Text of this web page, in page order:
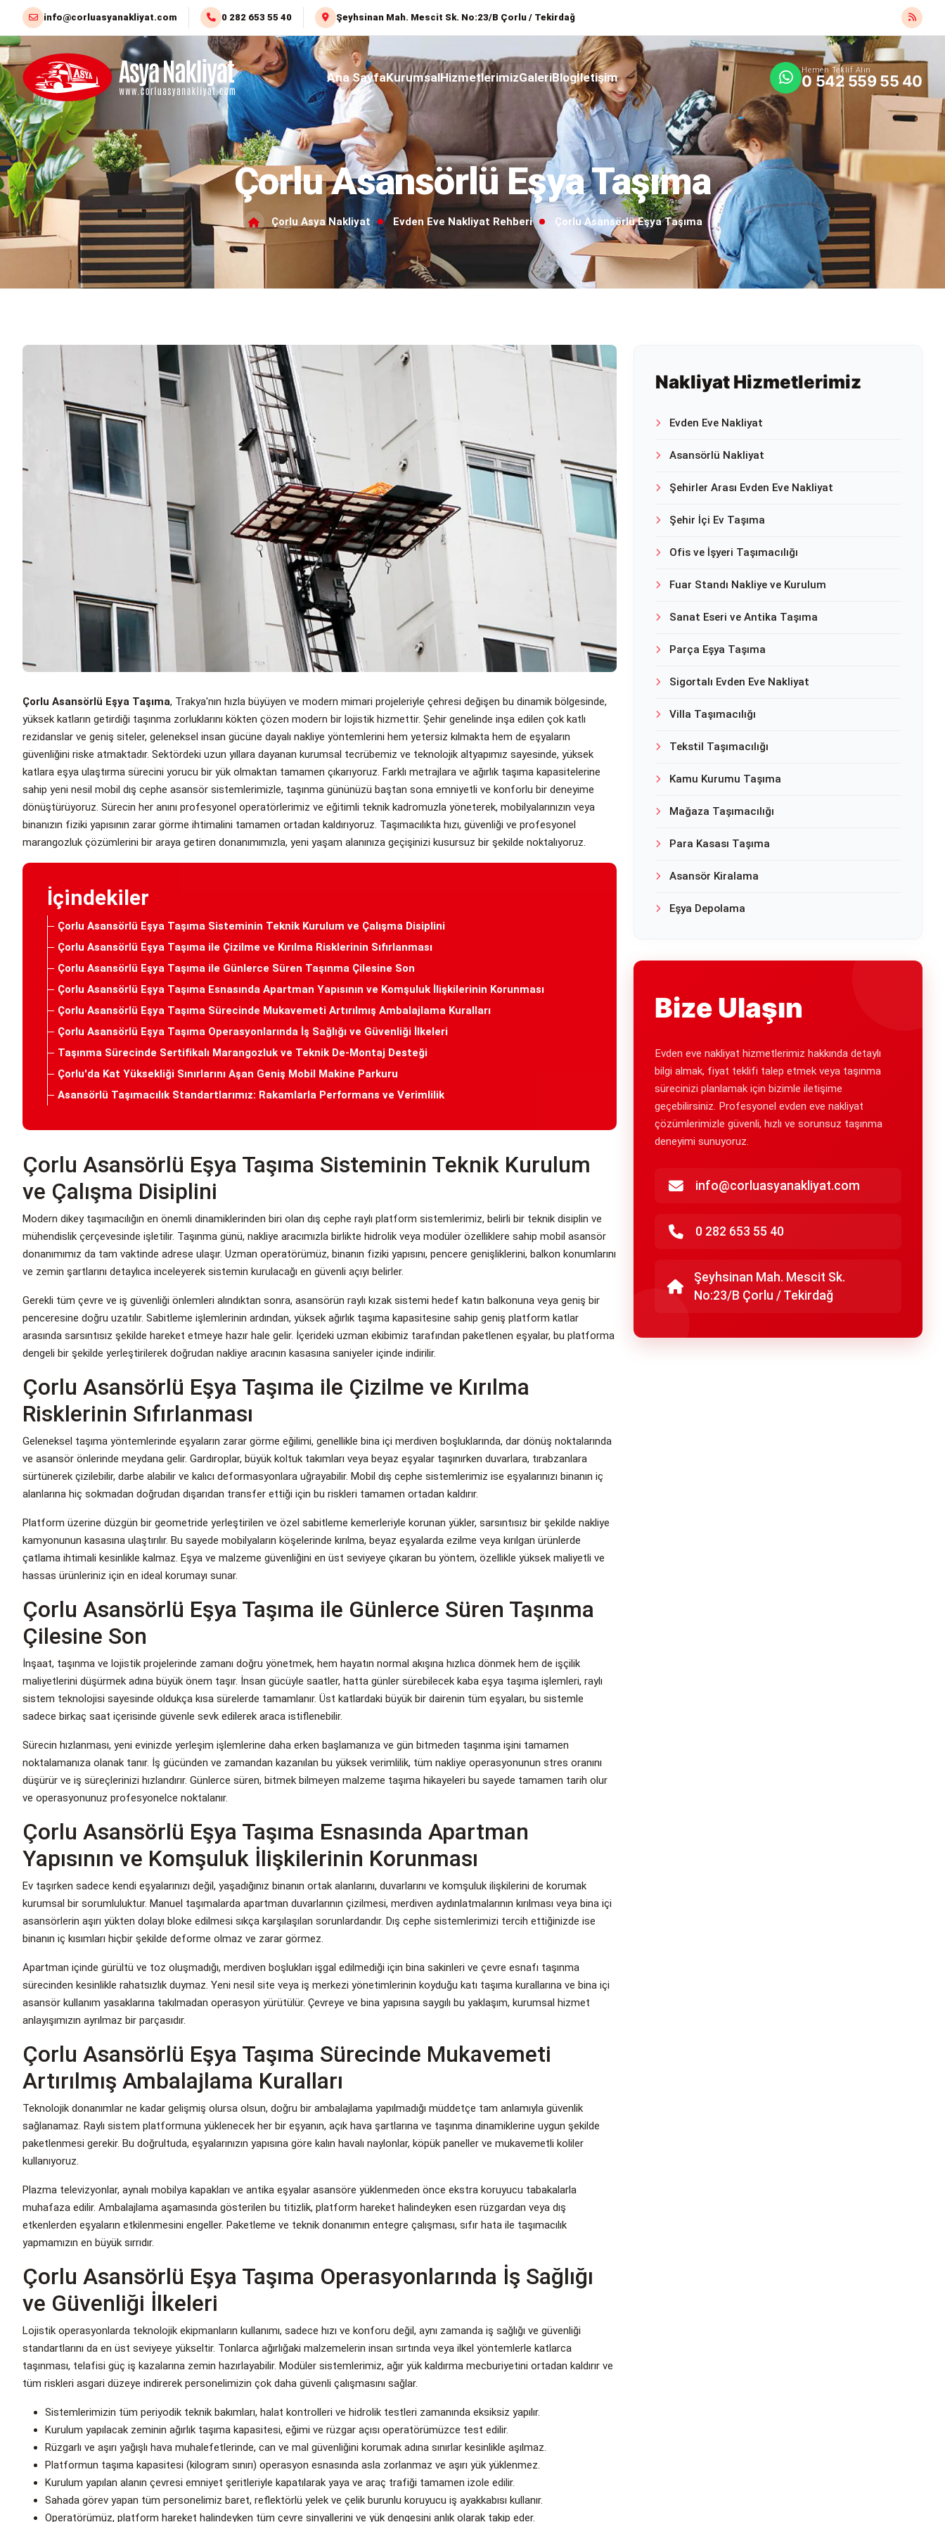
info@corluasyanakliyat.com 0 282 653 55 40 Şeyhsinan Mah. Mescit Sk. No:23/B Çorlu / Tekirdağ
Çorlu Evden Eve Nakliyat
Ana SayfaKurumsalHizmetlerimizGaleriBlogİletişim Hemen Teklif Alın
0 542 559 55 40
Çorlu Asansörlü Eşya Taşıma
Çorlu Asya Nakliyat Evden Eve Nakliyat Rehberi Çorlu Asansörlü Eşya Taşıma
Nakliyat Hizmetlerimiz
Evden Eve Nakliyat
Asansörlü Nakliyat
Şehirler Arası Evden Eve Nakliyat
Şehir İçi Ev Taşıma
Ofis ve İşyeri Taşımacılığı
Fuar Standı Nakliye ve Kurulum
Sanat Eseri ve Antika Taşıma
Parça Eşya Taşıma
Sigortalı Evden Eve Nakliyat
Villa Taşımacılığı
Tekstil Taşımacılığı
Kamu Kurumu Taşıma
Mağaza Taşımacılığı
Para Kasası Taşıma
Asansör Kiralama
Eşya Depolama
Bize Ulaşın
Evden eve nakliyat hizmetlerimiz hakkında detaylı
bilgi almak, fiyat teklifi talep etmek veya taşınma
sürecinizi planlamak için bizimle iletişime
geçebilirsiniz. Profesyonel evden eve nakliyat
çözümlerimizle güvenli, hızlı ve sorunsuz taşınma
deneyimi sunuyoruz.
info@corluasyanakliyat.com
0 282 653 55 40
Şeyhsinan Mah. Mescit Sk.
No:23/B Çorlu / Tekirdağ
Çorlu Asansörlü Eşya Taşıma, Trakya'nın hızla büyüyen ve modern mimari projeleriyle çehresi değişen bu dinamik bölgesinde,
yüksek katların getirdiği taşınma zorluklarını kökten çözen modern bir lojistik hizmettir. Şehir genelinde inşa edilen çok katlı
rezidanslar ve geniş siteler, geleneksel insan gücüne dayalı nakliye yöntemlerini hem yetersiz kılmakta hem de eşyaların
güvenliğini riske atmaktadır. Sektördeki uzun yıllara dayanan kurumsal tecrübemiz ve teknolojik altyapımız sayesinde, yüksek
katlara eşya ulaştırma sürecini yorucu bir yük olmaktan tamamen çıkarıyoruz. Farklı metrajlara ve ağırlık taşıma kapasitelerine
sahip yeni nesil mobil dış cephe asansör sistemlerimizle, taşınma gününüzü baştan sona emniyetli ve konforlu bir deneyime
dönüştürüyoruz. Sürecin her anını profesyonel operatörlerimiz ve eğitimli teknik kadromuzla yöneterek, mobilyalarınızın veya
binanızın fiziki yapısının zarar görme ihtimalini tamamen ortadan kaldırıyoruz. Taşımacılıkta hızı, güvenliği ve profesyonel
marangozluk çözümlerini bir araya getiren donanımımızla, yeni yaşam alanınıza geçişinizi kusursuz bir şekilde noktalıyoruz.
İçindekiler
Çorlu Asansörlü Eşya Taşıma Sisteminin Teknik Kurulum ve Çalışma Disiplini
Çorlu Asansörlü Eşya Taşıma ile Çizilme ve Kırılma Risklerinin Sıfırlanması
Çorlu Asansörlü Eşya Taşıma ile Günlerce Süren Taşınma Çilesine Son
Çorlu Asansörlü Eşya Taşıma Esnasında Apartman Yapısının ve Komşuluk İlişkilerinin Korunması
Çorlu Asansörlü Eşya Taşıma Sürecinde Mukavemeti Artırılmış Ambalajlama Kuralları
Çorlu Asansörlü Eşya Taşıma Operasyonlarında İş Sağlığı ve Güvenliği İlkeleri
Taşınma Sürecinde Sertifikalı Marangozluk ve Teknik De-Montaj Desteği
Çorlu'da Kat Yüksekliği Sınırlarını Aşan Geniş Mobil Makine Parkuru
Asansörlü Taşımacılık Standartlarımız: Rakamlarla Performans ve Verimlilik
Çorlu Asansörlü Eşya Taşıma Sisteminin Teknik Kurulum
ve Çalışma Disiplini
Modern dikey taşımacılığın en önemli dinamiklerinden biri olan dış cephe raylı platform sistemlerimiz, belirli bir teknik disiplin ve
mühendislik çerçevesinde işletilir. Taşınma günü, nakliye aracımızla birlikte hidrolik veya modüler özelliklere sahip mobil asansör
donanımımız da tam vaktinde adrese ulaşır. Uzman operatörümüz, binanın fiziki yapısını, pencere genişliklerini, balkon konumlarını
ve zemin şartlarını detaylıca inceleyerek sistemin kurulacağı en güvenli açıyı belirler.
Gerekli tüm çevre ve iş güvenliği önlemleri alındıktan sonra, asansörün raylı kızak sistemi hedef katın balkonuna veya geniş bir
penceresine doğru uzatılır. Sabitleme işlemlerinin ardından, yüksek ağırlık taşıma kapasitesine sahip geniş platform katlar
arasında sarsıntısız şekilde hareket etmeye hazır hale gelir. İçerideki uzman ekibimiz tarafından paketlenen eşyalar, bu platforma
dengeli bir şekilde yerleştirilerek doğrudan nakliye aracının kasasına saniyeler içinde indirilir.
Çorlu Asansörlü Eşya Taşıma ile Çizilme ve Kırılma
Risklerinin Sıfırlanması
Geleneksel taşıma yöntemlerinde eşyaların zarar görme eğilimi, genellikle bina içi merdiven boşluklarında, dar dönüş noktalarında
ve asansör önlerinde meydana gelir. Gardıroplar, büyük koltuk takımları veya beyaz eşyalar taşınırken duvarlara, tırabzanlara
sürtünerek çizilebilir, darbe alabilir ve kalıcı deformasyonlara uğrayabilir. Mobil dış cephe sistemlerimiz ise eşyalarınızı binanın iç
alanlarına hiç sokmadan doğrudan dışarıdan transfer ettiği için bu riskleri tamamen ortadan kaldırır.
Platform üzerine düzgün bir geometride yerleştirilen ve özel sabitleme kemerleriyle korunan yükler, sarsıntısız bir şekilde nakliye
kamyonunun kasasına ulaştırılır. Bu sayede mobilyaların köşelerinde kırılma, beyaz eşyalarda ezilme veya kırılgan ürünlerde
çatlama ihtimali kesinlikle kalmaz. Eşya ve malzeme güvenliğini en üst seviyeye çıkaran bu yöntem, özellikle yüksek maliyetli ve
hassas ürünleriniz için en ideal korumayı sunar.
Çorlu Asansörlü Eşya Taşıma ile Günlerce Süren Taşınma
Çilesine Son
İnşaat, taşınma ve lojistik projelerinde zamanı doğru yönetmek, hem hayatın normal akışına hızlıca dönmek hem de işçilik
maliyetlerini düşürmek adına büyük önem taşır. İnsan gücüyle saatler, hatta günler sürebilecek kaba eşya taşıma işlemleri, raylı
sistem teknolojisi sayesinde oldukça kısa sürelerde tamamlanır. Üst katlardaki büyük bir dairenin tüm eşyaları, bu sistemle
sadece birkaç saat içerisinde güvenle sevk edilerek araca istiflenebilir.
Sürecin hızlanması, yeni evinizde yerleşim işlemlerine daha erken başlamanıza ve gün bitmeden taşınma işini tamamen
noktalamanıza olanak tanır. İş gücünden ve zamandan kazanılan bu yüksek verimlilik, tüm nakliye operasyonunun stres oranını
düşürür ve iş süreçlerinizi hızlandırır. Günlerce süren, bitmek bilmeyen malzeme taşıma hikayeleri bu sayede tamamen tarih olur
ve operasyonunuz profesyonelce noktalanır.
Çorlu Asansörlü Eşya Taşıma Esnasında Apartman
Yapısının ve Komşuluk İlişkilerinin Korunması
Ev taşırken sadece kendi eşyalarınızı değil, yaşadığınız binanın ortak alanlarını, duvarlarını ve komşuluk ilişkilerini de korumak
kurumsal bir sorumluluktur. Manuel taşımalarda apartman duvarlarının çizilmesi, merdiven aydınlatmalarının kırılması veya bina içi
asansörlerin aşırı yükten dolayı bloke edilmesi sıkça karşılaşılan sorunlardandır. Dış cephe sistemlerimizi tercih ettiğinizde ise
binanın iç kısımları hiçbir şekilde deforme olmaz ve zarar görmez.
Apartman içinde gürültü ve toz oluşmadığı, merdiven boşlukları işgal edilmediği için bina sakinleri ve çevre esnafı taşınma
sürecinden kesinlikle rahatsızlık duymaz. Yeni nesil site veya iş merkezi yönetimlerinin koyduğu katı taşıma kurallarına ve bina içi
asansör kullanım yasaklarına takılmadan operasyon yürütülür. Çevreye ve bina yapısına saygılı bu yaklaşım, kurumsal hizmet
anlayışımızın ayrılmaz bir parçasıdır.
Çorlu Asansörlü Eşya Taşıma Sürecinde Mukavemeti
Artırılmış Ambalajlama Kuralları
Teknolojik donanımlar ne kadar gelişmiş olursa olsun, doğru bir ambalajlama yapılmadığı müddetçe tam anlamıyla güvenlik
sağlanamaz. Raylı sistem platformuna yüklenecek her bir eşyanın, açık hava şartlarına ve taşınma dinamiklerine uygun şekilde
paketlenmesi gerekir. Bu doğrultuda, eşyalarınızın yapısına göre kalın havalı naylonlar, köpük paneller ve mukavemetli koliler
kullanıyoruz.
Plazma televizyonlar, aynalı mobilya kapakları ve antika eşyalar asansöre yüklenmeden önce ekstra koruyucu tabakalarla
muhafaza edilir. Ambalajlama aşamasında gösterilen bu titizlik, platform hareket halindeyken esen rüzgardan veya dış
etkenlerden eşyaların etkilenmesini engeller. Paketleme ve teknik donanımın entegre çalışması, sıfır hata ile taşımacılık
yapmamızın en büyük sırrıdır.
Çorlu Asansörlü Eşya Taşıma Operasyonlarında İş Sağlığı
ve Güvenliği İlkeleri
Lojistik operasyonlarda teknolojik ekipmanların kullanımı, sadece hızı ve konforu değil, aynı zamanda iş sağlığı ve güvenliği
standartlarını da en üst seviyeye yükseltir. Tonlarca ağırlığaki malzemelerin insan sırtında veya ilkel yöntemlerle katlarca
taşınması, telafisi güç iş kazalarına zemin hazırlayabilir. Modüler sistemlerimiz, ağır yük kaldırma mecburiyetini ortadan kaldırır ve
tüm riskleri asgari düzeye indirerek personelimizin çok daha güvenli çalışmasını sağlar.
Sistemlerimizin tüm periyodik teknik bakımları, halat kontrolleri ve hidrolik testleri zamanında eksiksiz yapılır.
Kurulum yapılacak zeminin ağırlık taşıma kapasitesi, eğimi ve rüzgar açısı operatörümüzce test edilir.
Rüzgarlı ve aşırı yağışlı hava muhalefetlerinde, can ve mal güvenliğini korumak adına sınırlar kesinlikle aşılmaz.
Platformun taşıma kapasitesi (kilogram sınırı) operasyon esnasında asla zorlanmaz ve aşırı yük yüklenmez.
Kurulum yapılan alanın çevresi emniyet şeritleriyle kapatılarak yaya ve araç trafiği tamamen izole edilir.
Sahada görev yapan tüm personelimiz baret, reflektörlü yelek ve çelik burunlu koruyucu iş ayakkabısı kullanır.
Operatörümüz, platform hareket halindeyken tüm çevre sinyallerini ve yük dengesini anlık olarak takip eder.